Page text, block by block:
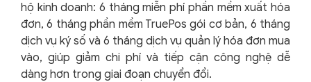
hộ kinh doanh: 6 tháng miễn phí phần mềm xuất hóa
đơn, 6 tháng phần mềm TruePos gói cơ bản, 6 tháng
dịch vụ ký số và 6 tháng dịch vụ quản lý hóa đơn mua
vào, giúp giảm chi phí và tiếp cận công nghệ dễ
dàng hơn trong giai đoạn chuyển đổi.